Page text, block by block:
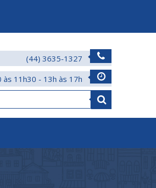
(44) 3635-1327
às 11h30 - 13h às 17h